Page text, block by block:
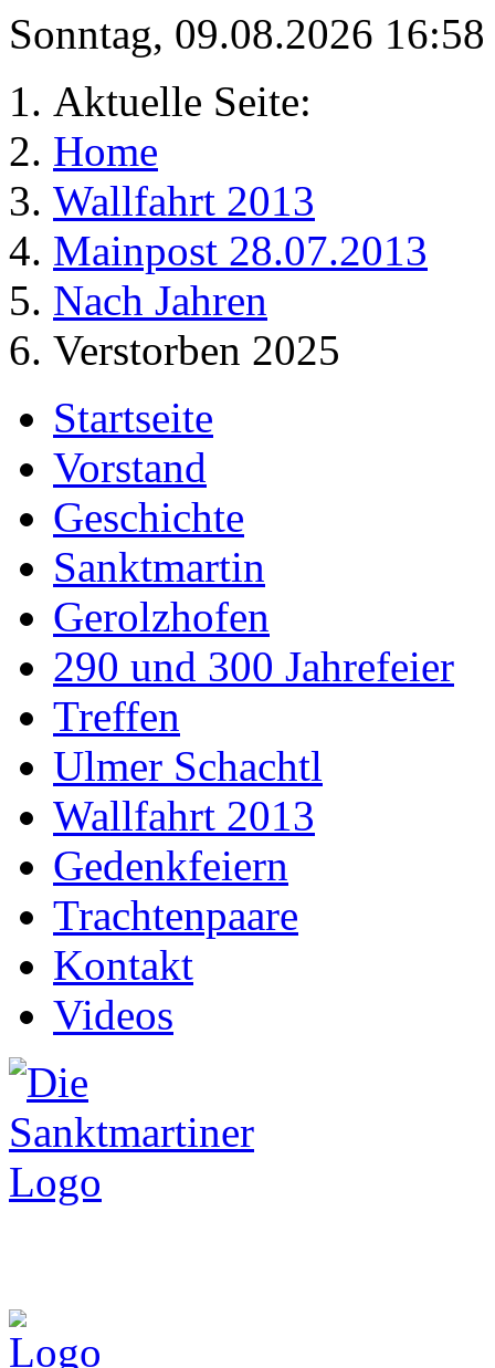
Sonntag, 09.08.2026
Aktuelle Seite:
Home
Wallfahrt 2013
Mainpost 28.07.2013
Nach Jahren
Verstorben 2025
Startseite
Vorstand
Geschichte
Sanktmartin
Gerolzhofen
290 und 300 Jahrefeier
Treffen
Ulmer Schachtl
Wallfahrt 2013
Gedenkfeiern
Trachtenpaare
Kontakt
Videos